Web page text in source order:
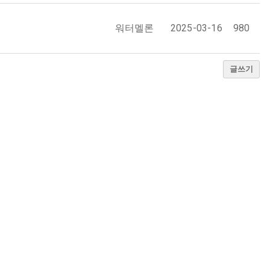
워터멜론 2025-03-16 980
글쓰기